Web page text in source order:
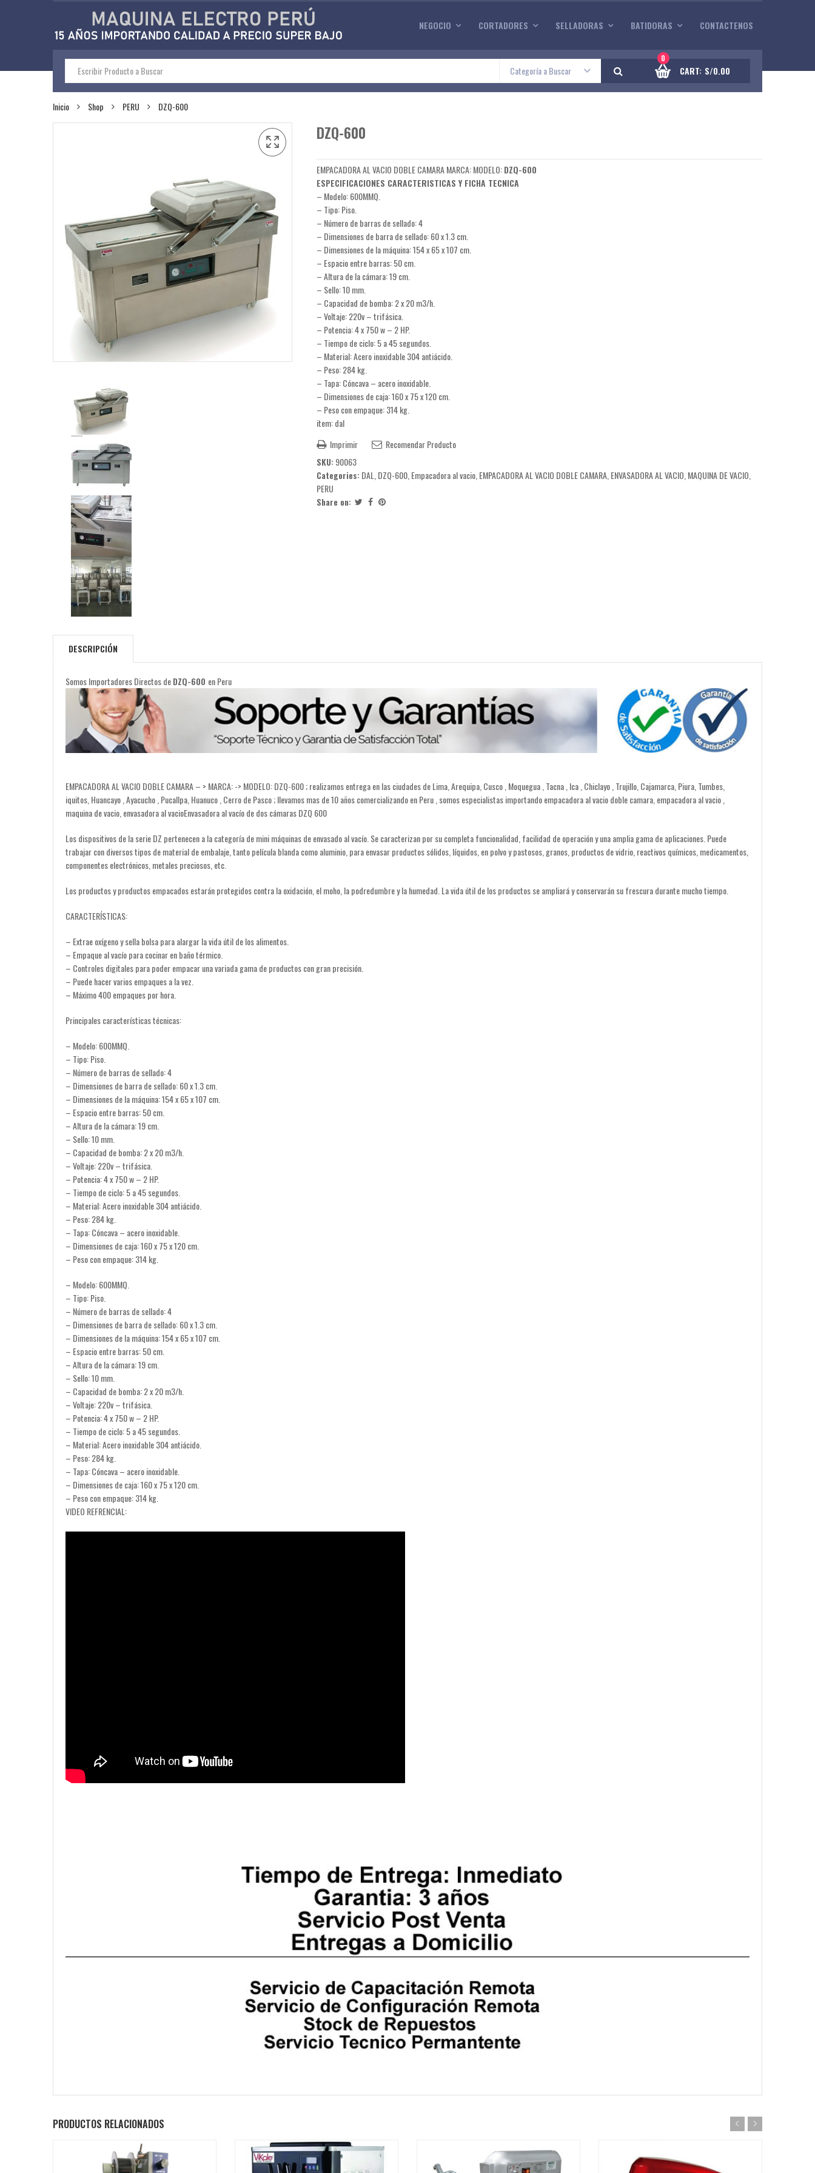
NEGOCIO CORTADORES SELLADORAS BATIDORAS CONTACTENOS
Categoría a Buscar
0
CART: S/0.00
Inicio Shop PERU DZQ-600
DZQ-600
EMPACADORA AL VACIO DOBLE CAMARA MARCA:MODELO:DZQ-600
ESPECIFICACIONES CARACTERISTICAS Y FICHA TECNICA
– Modelo: 600MMQ.
– Tipo: Piso.
– Número de barras de sellado: 4
– Dimensiones de barra de sellado: 60 x 1.3 cm.
– Dimensiones de la máquina: 154 x 65 x 107 cm.
– Espacio entre barras: 50 cm.
– Altura de la cámara: 19 cm.
– Sello: 10 mm.
– Capacidad de bomba: 2 x 20 m3/h.
– Voltaje: 220v – trifásica.
– Potencia: 4 x 750 w – 2 HP.
– Tiempo de ciclo: 5 a 45 segundos.
– Material: Acero inoxidable 304 antiácido.
– Peso: 284 kg.
– Tapa: Cóncava – acero inoxidable.
– Dimensiones de caja: 160 x 75 x 120 cm.
– Peso con empaque: 314 kg.
item: dal
Imprimir
Recomendar Producto
SKU: 90063
Categories: DAL DZQ-600 Empacadora al vacio EMPACADORA AL VACIO DOBLE CAMARA ENVASADORA AL VACIO MAQUINA DE VACIO
PERU
Share on:
DESCRIPCIÓN
Somos Importadores Directos deDZQ-600 en Peru
EMPACADORA AL VACIO DOBLE CAMARA – > MARCA: -> MODELO: DZQ-600 ; realizamos entrega en las ciudades de Lima, Arequipa, Cusco , Moquegua , Tacna , Ica , Chiclayo , Trujillo, Cajamarca, Piura, Tumbes,
iquitos, Huancayo , Ayacucho , Pucallpa, Huanuco , Cerro de Pasco ; llevamos mas de 10 años comercializando en Peru , somos especialistas importando empacadora al vacio doble camara, empacadora al vacio ,
maquina de vacio, envasadora al vacioEnvasadora al vacío de dos cámaras DZQ 600
Los dispositivos de la serie DZ pertenecen a la categoría de mini máquinas de envasado al vacío. Se caracterizan por su completa funcionalidad, facilidad de operación y una amplia gama de aplicaciones. Puede
trabajar con diversos tipos de material de embalaje, tanto película blanda como aluminio, para envasar productos sólidos, líquidos, en polvo y pastosos, granos, productos de vidrio, reactivos químicos, medicamentos,
componentes electrónicos, metales preciosos, etc.
Los productos y productos empacados estarán protegidos contra la oxidación, el moho, la podredumbre y la humedad. La vida útil de los productos se ampliará y conservarán su frescura durante mucho tiempo.
CARACTERÍSTICAS:
– Extrae oxígeno y sella bolsa para alargar la vida útil de los alimentos.
– Empaque al vacío para cocinar en baño térmico.
– Controles digitales para poder empacar una variada gama de productos con gran precisión.
– Puede hacer varios empaques a la vez.
– Máximo 400 empaques por hora.
Principales características técnicas:
– Modelo: 600MMQ.
– Tipo: Piso.
– Número de barras de sellado: 4
– Dimensiones de barra de sellado: 60 x 1.3 cm.
– Dimensiones de la máquina: 154 x 65 x 107 cm.
– Espacio entre barras: 50 cm.
– Altura de la cámara: 19 cm.
– Sello: 10 mm.
– Capacidad de bomba: 2 x 20 m3/h.
– Voltaje: 220v – trifásica.
– Potencia: 4 x 750 w – 2 HP.
– Tiempo de ciclo: 5 a 45 segundos.
– Material: Acero inoxidable 304 antiácido.
– Peso: 284 kg.
– Tapa: Cóncava – acero inoxidable.
– Dimensiones de caja: 160 x 75 x 120 cm.
– Peso con empaque: 314 kg.
– Modelo: 600MMQ.
– Tipo: Piso.
– Número de barras de sellado: 4
– Dimensiones de barra de sellado: 60 x 1.3 cm.
– Dimensiones de la máquina: 154 x 65 x 107 cm.
– Espacio entre barras: 50 cm.
– Altura de la cámara: 19 cm.
– Sello: 10 mm.
– Capacidad de bomba: 2 x 20 m3/h.
– Voltaje: 220v – trifásica.
– Potencia: 4 x 750 w – 2 HP.
– Tiempo de ciclo: 5 a 45 segundos.
– Material: Acero inoxidable 304 antiácido.
– Peso: 284 kg.
– Tapa: Cóncava – acero inoxidable.
– Dimensiones de caja: 160 x 75 x 120 cm.
– Peso con empaque: 314 kg.
VIDEO REFRENCIAL:
PRODUCTOS RELACIONADOS